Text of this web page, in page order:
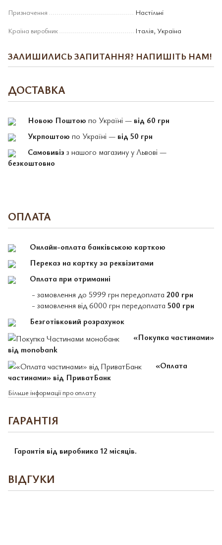
Призначення
Настільні
Країна виробник
Італія, Україна
ЗАЛИШИЛИСЬ ЗАПИТАННЯ? НАПИШІТЬ НАМ!
ДОСТАВКА
Новою Поштою по Україні — від 60 грн
Укрпоштою по Україні — від 50 грн
Самовивіз з нашого магазину у Львові —
безкоштовно
ОПЛАТА
Онлайн-оплата банківською карткою
Переказ на картку за реквізитами
Оплата при отриманні
- замовлення до 5999 грн передоплата 200 грн
- замовлення від 6000 грн передоплата 500 грн
Безготівковий розрахунок
«Покупка частинами»
від monobank
«Оплата
частинами» від ПриватБанк
Більше інформації про оплату
ГАРАНТІЯ
Гарантія від виробника 12 місяців.
ВІДГУКИ